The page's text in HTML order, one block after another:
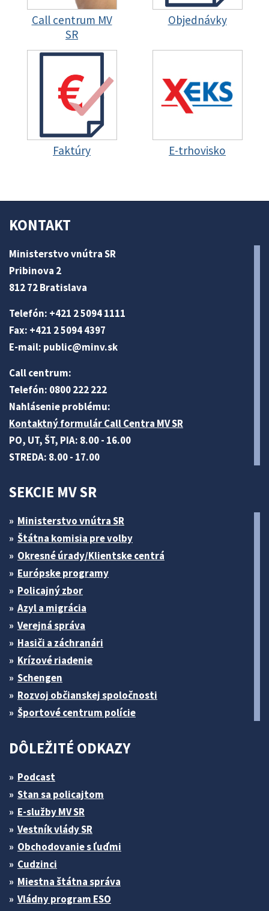
Call centrum MV
SR
Objednávky
Faktúry E-trhovisko
KONTAKT
Ministerstvo vnútra SR
Pribinova 2
812 72 Bratislava
Telefón: +421 2 5094 1111
Fax: +421 2 5094 4397
E-mail: public@minv.sk
Call centrum:
Telefón: 0800 222 222
Nahlásenie problému:
Kontaktný formulár Call Centra MV SR
PO, UT, ŠT, PIA: 8.00 - 16.00
STREDA: 8.00 - 17.00
SEKCIE MV SR
Ministerstvo vnútra SR
Štátna komisia pre volby
Okresné úrady/Klientske centrá
Európske programy
Policajný zbor
Azyl a migrácia
Verejná správa
Hasiči a záchranári
Krízové riadenie
Schengen
Rozvoj občianskej spoločnosti
Športové centrum polície
DÔLEŽITÉ ODKAZY
Podcast
Stan sa policajtom
E-služby MV SR
Vestník vlády SR
Obchodovanie s ľuďmi
Cudzinci
Miestna štátna správa
Vládny program ESO